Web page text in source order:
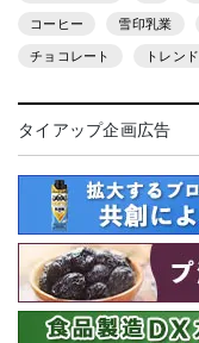
コーヒー 雪印乳業
チョコレート トレンド
タイアップ企画広告